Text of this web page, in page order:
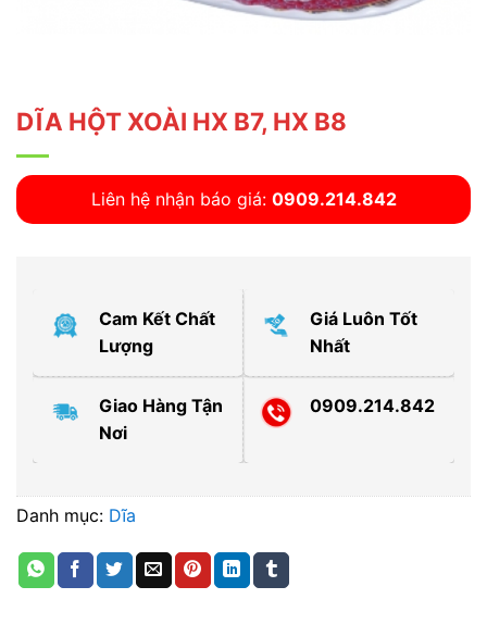
DĨA HỘT XOÀI HX B7, HX B8
Liên hệ nhận báo giá: 0909.214.842
Cam Kết Chất
Lượng
Giá Luôn Tốt
Nhất
Giao Hàng Tận
Nơi
0909.214.842
Danh mục: Dĩa